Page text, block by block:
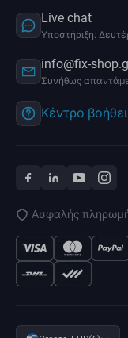
Live chat
Υποστήριξη:
info@fix-
Συνήθως
Κέντρο
Ασφαλής